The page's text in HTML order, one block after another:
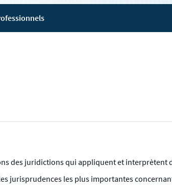
des juridictions qui appliquent et interprètent
jurisprudences les plus importantes